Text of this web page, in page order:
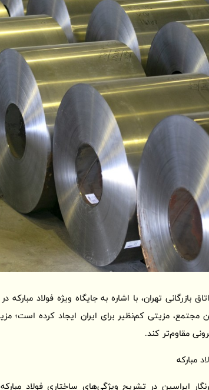
بازرگانی تهران، با اشاره به جایگاه ویژه فولاد
مجتمع، مزیتی کم‌نظیر برای ایران ایجاد کرده است؛
مقاوم‌تر کند.
مبارکه
ایراسین در تشریح ویژگی‌های ساختاری فولاد مبارکه